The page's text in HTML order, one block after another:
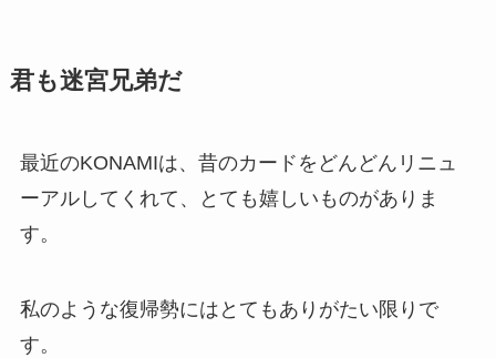
君も迷宮兄弟だ
最近のKONAMIは、昔のカードをどんどんリニュ
ーアルしてくれて、とても嬉しいものがありま
す。
私のような復帰勢にはとてもありがたい限りで
す。